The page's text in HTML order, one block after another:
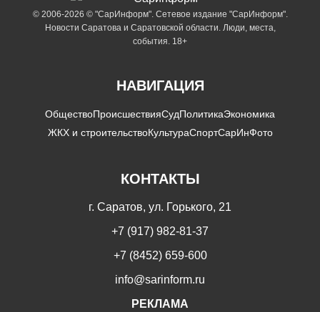
© 2006-2026 © "СарИнформ". Сетевое издание "СарИнформ".
Новости Саратова и Саратовской области. Люди, места,
события. 18+
НАВИГАЦИЯ
ОбществоПроисшествияСудПолитикаЭкономика
ЖКХ и строительствоКультураСпортСарИнФото
КОНТАКТЫ
г. Саратов, ул. Горького, 21
+7 (917) 982-81-37
+7 (8452) 659-600
info@sarinform.ru
РЕКЛАМА